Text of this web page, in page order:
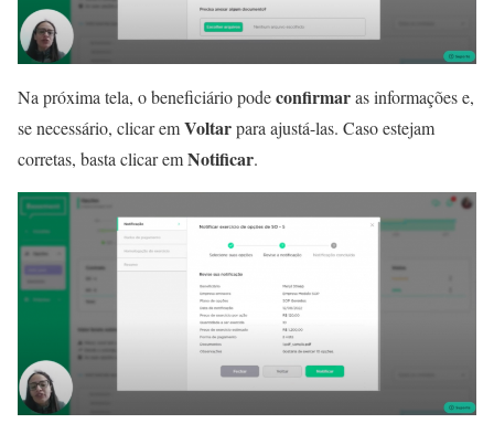
Na próxima tela, o beneficiário podeconfirmaras informações e,
se necessário, clicar emVoltarpara ajustá-las. Caso estejam
corretas, basta clicar emNotificar.